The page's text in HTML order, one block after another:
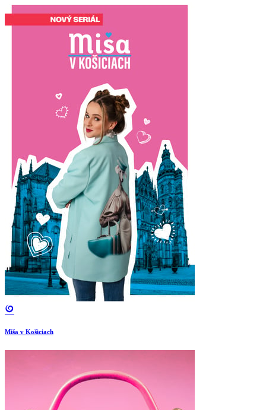
Miša v Košiciach